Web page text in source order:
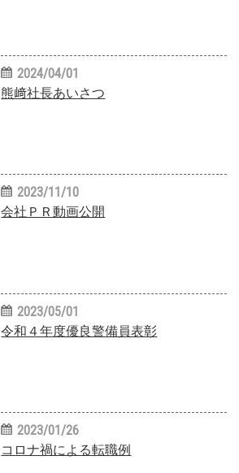
2024/04/01
熊﨑社長あいさつ
2023/11/10
会社ＰＲ動画公開
2023/05/01
令和４年度優良警備員表彰
2023/01/26
コロナ禍による転職例